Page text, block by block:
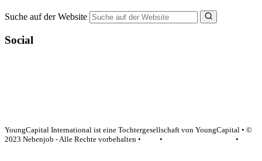
Suche auf der Website
Social
YoungCapital International ist eine Tochtergesellschaft von YoungCapital • ©
2023 Nebenjob - Alle Rechte vorbehalten •
•
•